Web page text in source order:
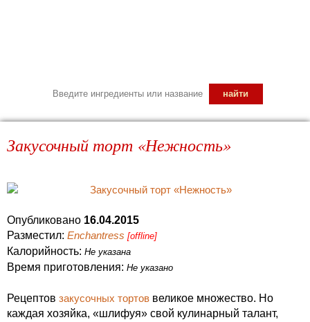
Закусочный торт «Нежность»
Опубликовано 16.04.2015
Разместил: Enchantress [offline]
Калорийность: Не указана
Время приготовления: Не указано
Рецептов закусочных тортов великое множество. Но
каждая хозяйка, «шлифуя» свой кулинарный талант,